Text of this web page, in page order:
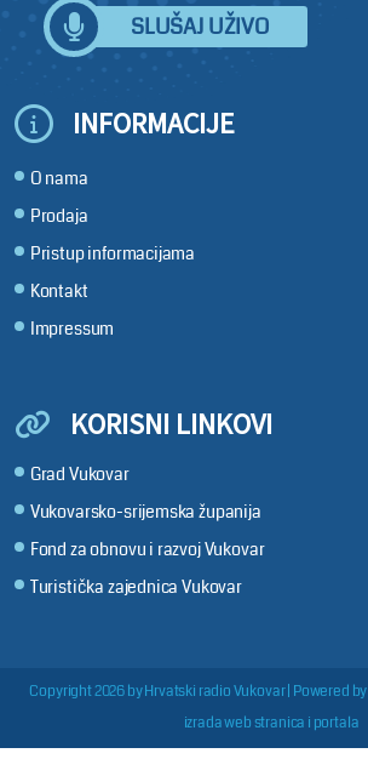
SLUŠAJ UŽIVO
INFORMACIJE
O nama
Prodaja
Pristup informacijama
Kontakt
Impressum
KORISNI LINKOVI
Grad Vukovar
Vukovarsko-srijemska županija
Fond za obnovu i razvoj Vukovar
Turistička zajednica Vukovar
Copyright 2026 by Hrvatski radio Vukovar| Powered by
izrada web stranica i portala